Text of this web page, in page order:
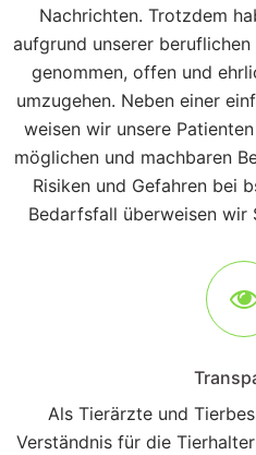
Nachrichten. Trotzdem
aufgrund unserer
genommen, offen und
umzugehen. Neben einer
weisen wir unsere
möglichen und machbaren
Risiken und Gefahren bei
Bedarfsfall überweisen wir
Als Tierärzte und
Verständnis für die